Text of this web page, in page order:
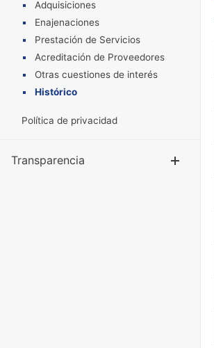
Adquisiciones
Enajenaciones
Prestación de Servicios
Acreditación de Proveedores
Otras cuestiones de interés
Histórico
Política de privacidad
Transparencia